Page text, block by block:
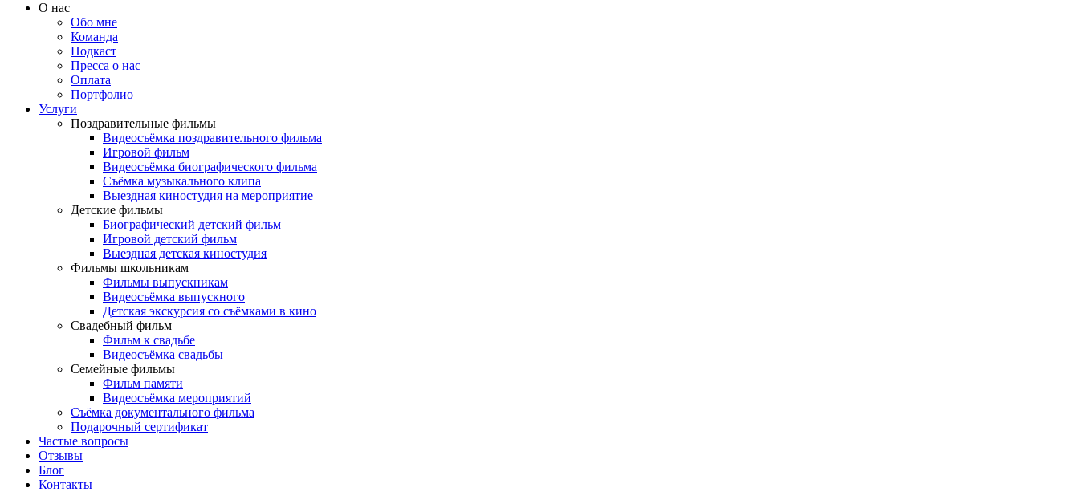
О нас
Обо мне
Команда
Подкаст
Пресса о нас
Оплата
Портфолио
Услуги
Поздравительные фильмы
Видеосъёмка поздравительного фильма
Игровой фильм
Видеосъёмка биографического фильма
Съёмка музыкального клипа
Выездная киностудия на мероприятие
Детские фильмы
Биографический детский фильм
Игровой детский фильм
Выездная детская киностудия
Фильмы школьникам
Фильмы выпускникам
Видеосъёмка выпускного
Детская экскурсия со съёмками в кино
Свадебный фильм
Фильм к свадьбе
Видеосъёмка свадьбы
Семейные фильмы
Фильм памяти
Видеосъёмка мероприятий
Съёмка документального фильма
Подарочный сертификат
Частые вопросы
Отзывы
Блог
Контакты